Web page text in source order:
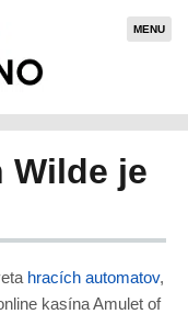
MENU
Wilde je
hracích automatov,
kasína Amulet of